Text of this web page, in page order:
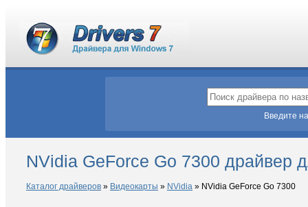
Введите
NVidia GeForce Go 7300 драйвер
Каталог драйверов » Видеокарты » NVidia » NVidia GeForce Go 7300